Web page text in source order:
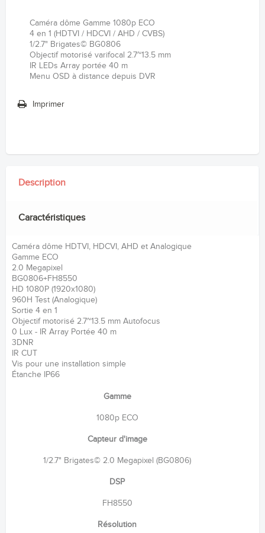
Caméra dôme Gamme 1080p ECO
4 en 1 (HDTVI / HDCVI / AHD / CVBS)
1/2.7" Brigates© BG0806
Objectif motorisé varifocal 2.7~13.5 mm
IR LEDs Array portée 40 m
Menu OSD à distance depuis DVR
Imprimer
Description
Caractéristiques
Caméra dôme HDTVI, HDCVI, AHD et Analogique
Gamme ECO
2.0 Megapixel
BG0806+FH8550
HD 1080P (1920x1080)
960H Test (Analogique)
Sortie 4 en 1
Objectif motorisé 2.7~13.5 mm Autofocus
0 Lux - IR Array Portée 40 m
3DNR
IR CUT
Vis pour une installation simple
Étanche IP66
Gamme
1080p ECO
Capteur d'image
1/2.7" Brigates© 2.0 Megapixel (BG0806)
DSP
FH8550
Résolution